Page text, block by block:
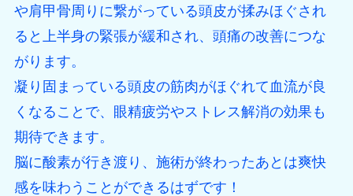
や肩甲骨周りに繋がっている頭皮が揉みほぐされ
ると上半身の緊張が緩和され、頭痛の改善につな
がります。
凝り固まっている頭皮の筋肉がほぐれて血流が良
くなることで、眼精疲労やストレス解消の効果も
期待できます。
脳に酸素が行き渡り、施術が終わったあとは爽快
感を味わうことができるはずです！